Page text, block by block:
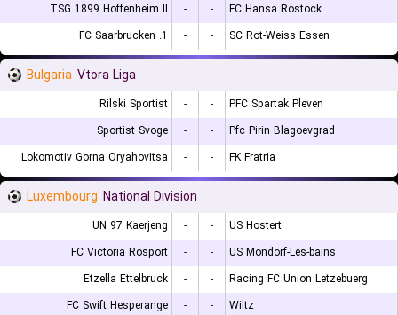
TSG 1899 Hoffenheim II
- -
FC Hansa Rostock
1. FC Saarbrucken
- - SC Rot-Weiss Essen
Bulgaria Vtora Liga
Rilski Sportist - -
PFC Spartak Pleven
Sportist Svoge
- -
Pfc Pirin Blagoevgrad
Lokomotiv Gorna Oryahovitsa
- - FK Fratria
Luxembourg National Division
UN 97 Kaerjeng - -
US Hostert
FC Victoria Rosport
- -
US Mondorf-Les-bains
Etzella Ettelbruck
- -
Racing FC Union Letzebuerg
FC Swift Hesperange
- -
Wiltz